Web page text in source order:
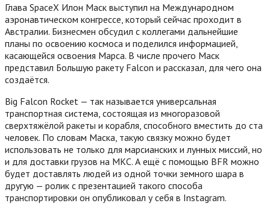
Глава SpaceX Илон Маск выступил на Международном
аэронавтическом конгрессе, который сейчас проходит в
Австралии. Бизнесмен обсудил с коллегами дальнейшие
планы по освоению космоса и поделился информацией,
касающейся освоения Марса. В числе прочего Маск
представил Большую ракету Falcon и рассказал, для чего она
создаётся.
Big Falcon Rocket — так называется универсальная
транспортная система, состоящая из многоразовой
сверхтяжёлой ракеты и корабля, способного вместить до ста
человек. По словам Маска, такую связку можно будет
использовать не только для марсианских и лунных миссий, но
и для доставки грузов на МКС. А ещё с помощью BFR можно
будет доставлять людей из одной точки земного шара в
другую — ролик с презентацией такого способа
транспортировки он опубликовал у себя в Instagram.